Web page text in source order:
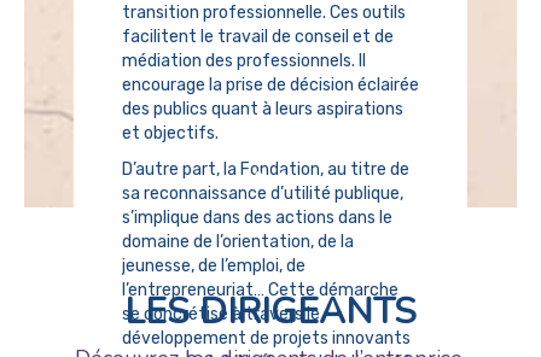
transition professionnelle. Ces outils
facilitent le travail de conseil et de
médiation des professionnels. Il
encourage la prise de décision éclairée
des publics quant à leurs aspirations
et objectifs.
D’autre part, la Fondation, au titre de
sa reconnaissance d’utilité publique,
s’implique dans des actions dans le
domaine de l’orientation, de la
jeunesse, de l’emploi, de
l’entrepreneuriat… Cette démarche
se concrétise à travers le
développement de projets innovants
LES DIRIGEANTS